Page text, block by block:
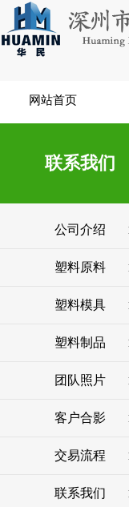
网站首页
联系我们
公司介绍
塑料原料
塑料模具
塑料制品
团队照片
客户合影
交易流程
联系我们